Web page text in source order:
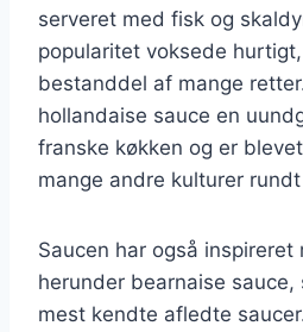
serveret med fisk og
popularitet voksede
bestanddel af mange
hollandaise sauce en
franske køkken og er
mange andre kulturer
Saucen har også inspireret
herunder bearnaise sauce,
mest kendte afledte